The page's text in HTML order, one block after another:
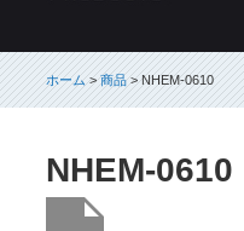
ホーム>商品> NHEM-0610
NHEM-0610